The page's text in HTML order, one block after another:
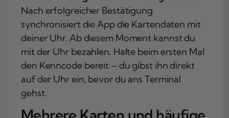
Nach erfolgreicher Bestätigung
synchronisiert die App die Kartendaten mit
deiner Uhr. Ab diesem Moment kannst du
mit der Uhr bezahlen. Halte beim ersten Mal
den Kenncode bereit – du gibst ihn direkt
auf der Uhr ein, bevor du ans Terminal
gehst.